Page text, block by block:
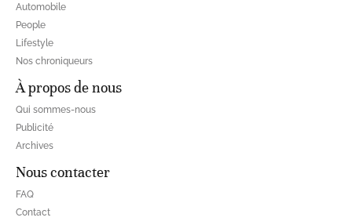
Automobile
People
Lifestyle
Nos chroniqueurs
À propos de nous
Qui sommes-nous
Publicité
Archives
Nous contacter
FAQ
Contact